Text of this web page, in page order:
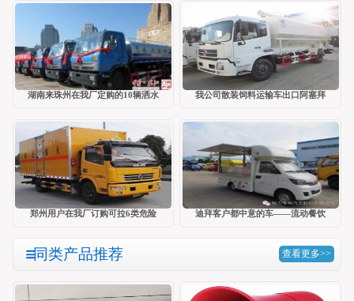
湖南来珠州在我厂定购的10辆洒水 我公司散装饲料运输车出口阿塞拜
郑州用户在我厂订购可拉6类危险 迪拜客户都中意的车——流动餐饮
同类产品推荐 查看更多>>